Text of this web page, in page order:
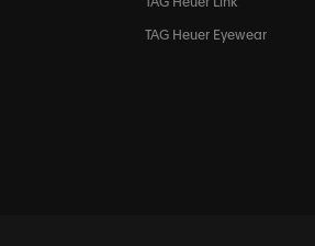
TAG Heuer Link
TAG Heuer Eyewear